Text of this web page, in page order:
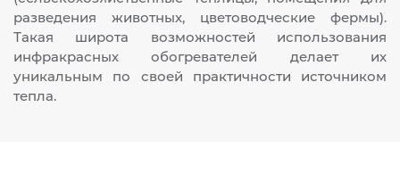
разведения животных, цветоводческие фермы).
Такая широта возможностей использования
инфракрасных обогревателей делает их
уникальным по своей практичности источником
тепла.